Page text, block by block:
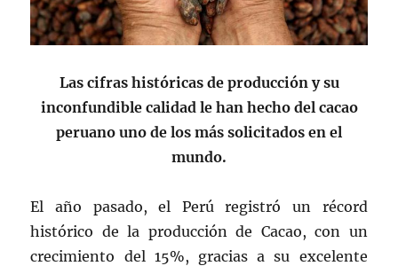
Las cifras históricas de producción y su
inconfundible calidad le han hecho del cacao
peruano uno de los más solicitados en el
mundo.
El año pasado, el Perú registró un récord
histórico de la producción de Cacao, con un
crecimiento del 15%, gracias a su excelente